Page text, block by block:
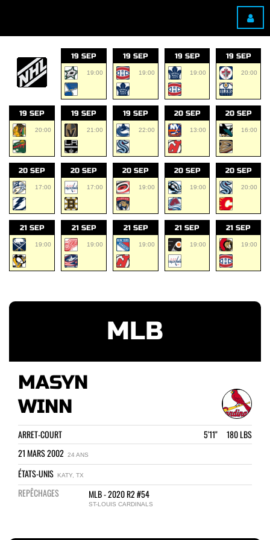
19 SEP
19:00
19 SEP
19:00
19 SEP
19:00
19 SEP
20:00
19 SEP
20:00
19 SEP
21:00
19 SEP
22:00
20 SEP
13:00
20 SEP
16:00
20 SEP
17:00
20 SEP
17:00
20 SEP
19:00
20 SEP
19:00
20 SEP
20:00
21 SEP
19:00
21 SEP
19:00
21 SEP
19:00
21 SEP
19:00
21 SEP
19:00
MLB
MASYN
WINN
ARRET-COURT
5'11" 180 LBS
21 MARS 2002 24 ANS
ÉTATS-UNIS KATY, TX
REPÊCHAGES MLB - 2020 R2 #54
ST-LOUIS CARDINALS